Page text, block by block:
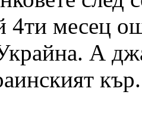
месец
А
кър.